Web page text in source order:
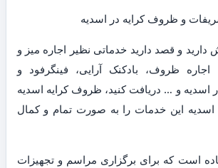
و ظروف کرایه در اسدیه
و قصد دارید خدماتی نظیر اجاره میز و
ظروف، بادکنک آرایی، فینگرفود و
و … دریافت کنید، ظروف کرایه اسدیه
اسدیه این خدمات را به صورت تمام و کمال
است که برای برگزاری مراسم و تجهیزات